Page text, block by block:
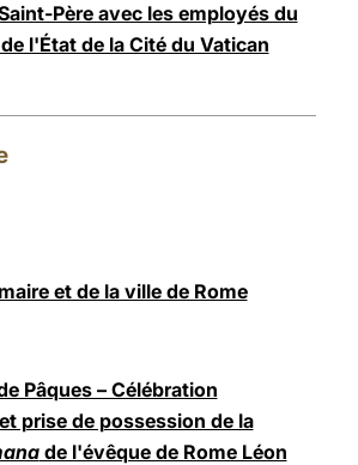
Père avec les employés du
l'État de la Cité du Vatican
et de la ville de Rome
Pâques – Célébration
prise de possession de la
de l'évêque de Rome Léon